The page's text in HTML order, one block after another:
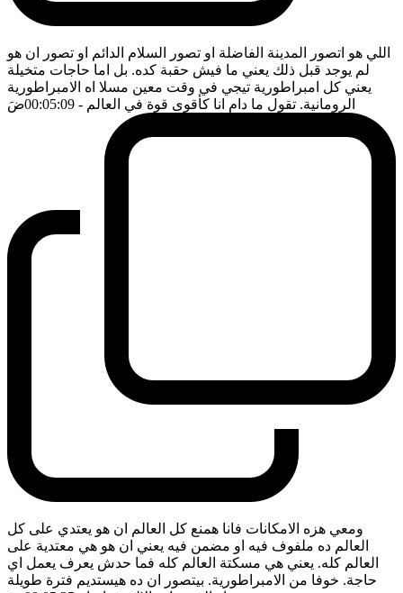
اللي هو اتصور المدينة الفاضلة او تصور السلام الدائم او تصور ان هو
لم يوجد قبل ذلك يعني ما فيش حقبة كده. بل اما حاجات متخيلة
يعني كل امبراطورية تيجي في وقت معين مسلا اه الامبراطورية
الرومانية. تقول ما دام انا كأقوى قوة في العالم - 00:05:09 ضَ
ومعي هزه الامكانات فانا همنع كل العالم ان هو يعتدي على كل
العالم ده ملفوف فيه او مضمن فيه يعني ان هو هي معتدية على
العالم كله. يعني هي مسكتة العالم كله فما حدش يعرف يعمل اي
حاجة. خوفا من الامبراطورية. بيتصور ان ده هيستديم فترة طويلة